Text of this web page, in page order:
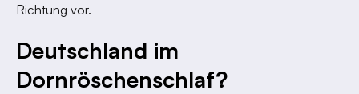
Richtung vor.
Deutschland im
Dornröschenschlaf?